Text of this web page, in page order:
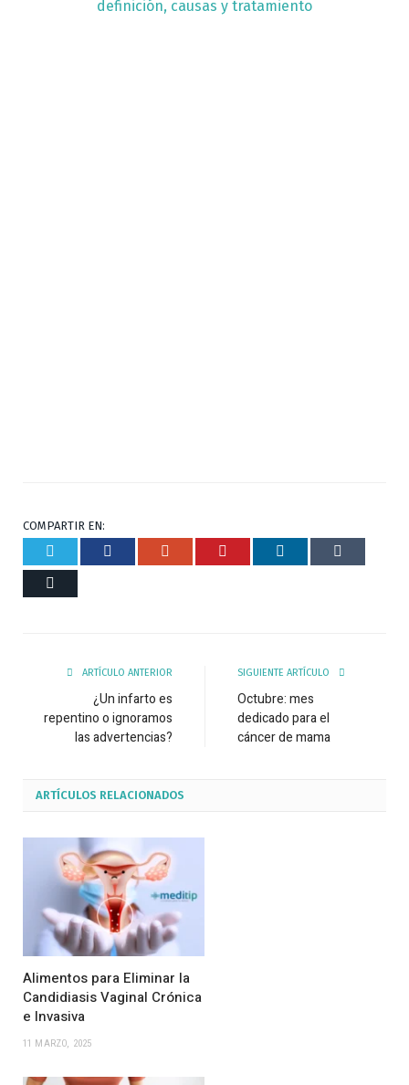
definición, causas y tratamiento
COMPARTIR EN:
Facebook Google+ Respuesta
ARTÍCULO ANTERIOR
¿Un infarto es
repentino o ignoramos
las advertencias?
SIGUIENTE ARTÍCULO
Octubre: mes
dedicado para el
cáncer de mama
ARTÍCULOS RELACIONADOS
Alimentos para Eliminar la
Candidiasis Vaginal Crónica
e Invasiva
11 MARZO, 2025